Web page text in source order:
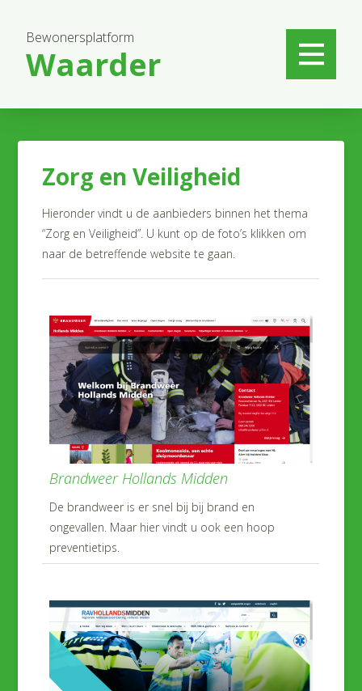
Bewonersplatform
Waarder
Zorg en Veiligheid
Hieronder vindt u de aanbieders binnen het thema
“Zorg en Veiligheid”. U kunt op de foto’s klikken om
naar de betreffende website te gaan.
Brandweer Hollands Midden
De brandweer is er snel bij bij brand en
ongevallen. Maar hier vindt u ook een hoop
preventietips.